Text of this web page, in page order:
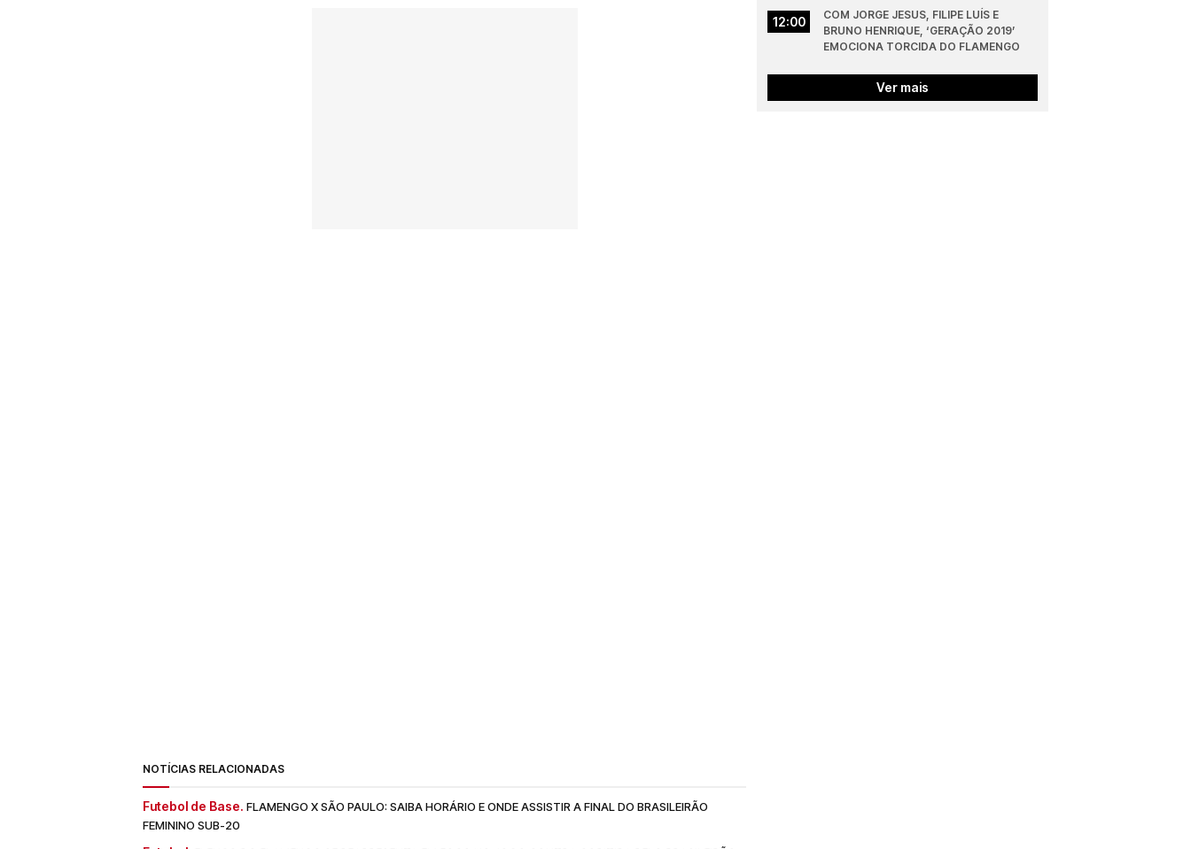
NOTÍCIAS RELACIONADAS
Futebol de Base. FLAMENGO X SÃO PAULO: SAIBA HORÁRIO E ONDE ASSISTIR A FINAL DO BRASILEIRÃO
FEMININO SUB-20
12:00
COM JORGE JESUS, FILIPE LUÍS E
BRUNO HENRIQUE, ‘GERAÇÃO 2019’
EMOCIONA TORCIDA DO FLAMENGO
Ver mais